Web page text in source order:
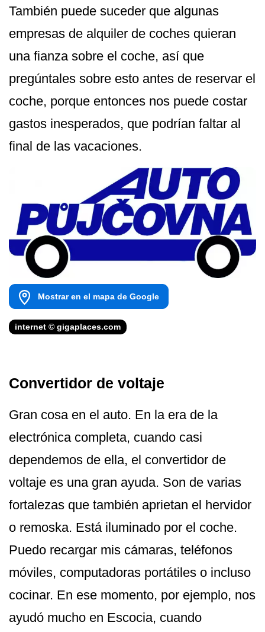
También puede suceder que algunas
empresas de alquiler de coches quieran
una fianza sobre el coche, así que
pregúntales sobre esto antes de reservar el
coche, porque entonces nos puede costar
gastos inesperados, que podrían faltar al
final de las vacaciones.
Mostrar en el mapa de Google
internet © gigaplaces.com
Convertidor de voltaje
Gran cosa en el auto. En la era de la
electrónica completa, cuando casi
dependemos de ella, el convertidor de
voltaje es una gran ayuda. Son de varias
fortalezas que también aprietan el hervidor
o remoska. Está iluminado por el coche.
Puedo recargar mis cámaras, teléfonos
móviles, computadoras portátiles o incluso
cocinar. En ese momento, por ejemplo, nos
ayudó mucho en Escocia, cuando